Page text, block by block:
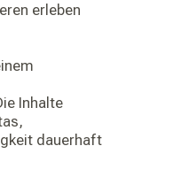
erleben
Inhalte
dauerhaft